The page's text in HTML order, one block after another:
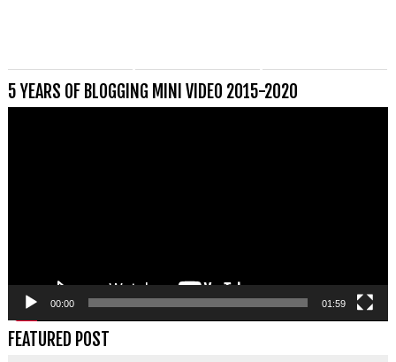
5 YEARS OF BLOGGING MINI VIDEO 2015-2020
00:00 01:59
FEATURED POST